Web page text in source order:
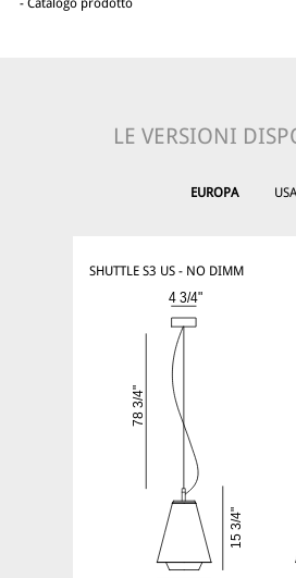
- Catalogo prodotto
LE VERSIONI
EUROPA USA
SHUTTLE S3 US - NO DIMM